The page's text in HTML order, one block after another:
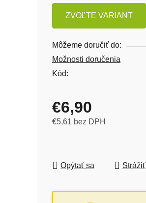
ZVOĽTE VARIANT
Môžeme doručiť do:
Možnosti doručenia
Kód:
€6,90
€5,61 bez DPH
Opýtať sa Strážiť